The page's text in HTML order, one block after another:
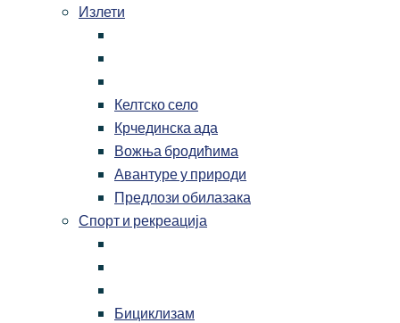
Излети
Келтско село
Крчединска ада
Вожња бродићима
Авантуре у природи
Предлози обилазака
Спорт и рекреација
Бициклизам